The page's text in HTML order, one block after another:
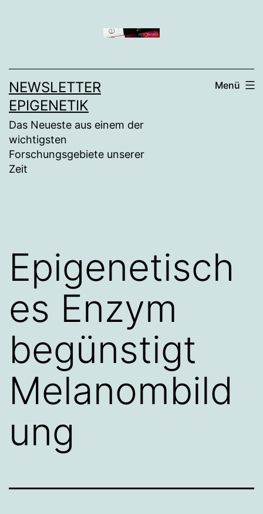
NEWSLETTER
EPIGENETIK
Das Neueste aus einem der
wichtigsten
Forschungsgebiete unserer
Zeit
Menü
Epigenetisch
es Enzym
begünstigt
Melanombild
ung